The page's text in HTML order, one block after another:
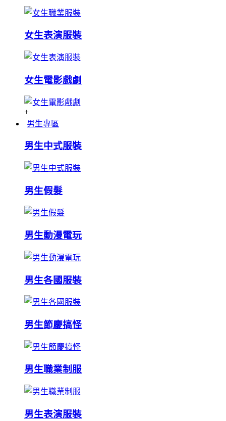
女生表演服裝
女生電影戲劇
+
男生專區
男生中式服裝
男生假髮
男生動漫電玩
男生各國服裝
男生節慶搞怪
男生職業制服
男生表演服裝